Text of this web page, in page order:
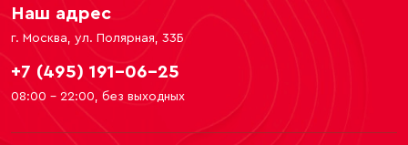
Наш адрес
г. Москва, ул. Полярная, 33Б
+7 (495) 191-06-25
08:00 - 22:00, без выходных